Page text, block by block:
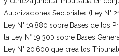
Autorizaciones Sectoriales (Ley N°
Ley N° 19.880 sobre Bases de los
la Ley N° 19.300 sobre Bases
Ley N° 20.600 que crea los